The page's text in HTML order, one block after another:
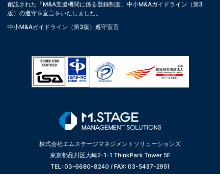
創設された「M&A支援機関に係る登録制度」中小M&Aガイドライン（第3
版）の遵守を宣言をいたしました。
中小M&Aガイドライン（第3版）遵守宣言
株式会社エムステージマネジメントソリューションズ
東京都品川区大崎2-1-1 ThinkPark Tower 5F
TEL: 03-6680-8240 / FAX: 03-5437-2951